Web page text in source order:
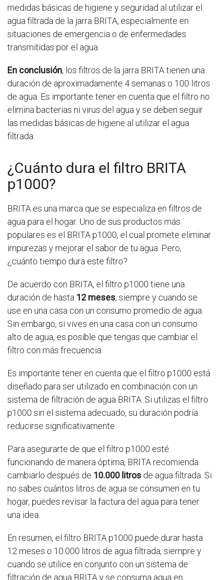
medidas básicas de higiene y seguridad al utilizar el
agua filtrada de la jarra BRITA, especialmente en
situaciones de emergencia o de enfermedades
transmitidas por el agua.
En conclusión, los filtros de la jarra BRITA tienen una
duración de aproximadamente 4 semanas o 100 litros
de agua. Es importante tener en cuenta que el filtro no
elimina bacterias ni virus del agua y se deben seguir
las medidas básicas de higiene al utilizar el agua
filtrada.
¿Cuánto dura el filtro BRITA
p1000?
BRITA es una marca que se especializa en filtros de
agua para el hogar. Uno de sus productos más
populares es el BRITA p1000, el cual promete eliminar
impurezas y mejorar el sabor de tu agua. Pero,
¿cuánto tiempo dura este filtro?
De acuerdo con BRITA, el filtro p1000 tiene una
duración de hasta 12 meses, siempre y cuando se
use en una casa con un consumo promedio de agua.
Sin embargo, si vives en una casa con un consumo
alto de agua, es posible que tengas que cambiar el
filtro con más frecuencia.
Es importante tener en cuenta que el filtro p1000 está
diseñado para ser utilizado en combinación con un
sistema de filtración de agua BRITA. Si utilizas el filtro
p1000 sin el sistema adecuado, su duración podría
reducirse significativamente.
Para asegurarte de que el filtro p1000 esté
funcionando de manera óptima, BRITA recomienda
cambiarlo después de 10.000 litros de agua filtrada. Si
no sabes cuántos litros de agua se consumen en tu
hogar, puedes revisar la factura del agua para tener
una idea.
En resumen, el filtro BRITA p1000 puede durar hasta
12 meses o 10.000 litros de agua filtrada, siempre y
cuando se utilice en conjunto con un sistema de
filtración de agua BRITA y se consuma agua en